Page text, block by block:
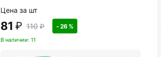
Цена за шт
81 ₽ 110 ₽ - 26 %
В наличии: 11